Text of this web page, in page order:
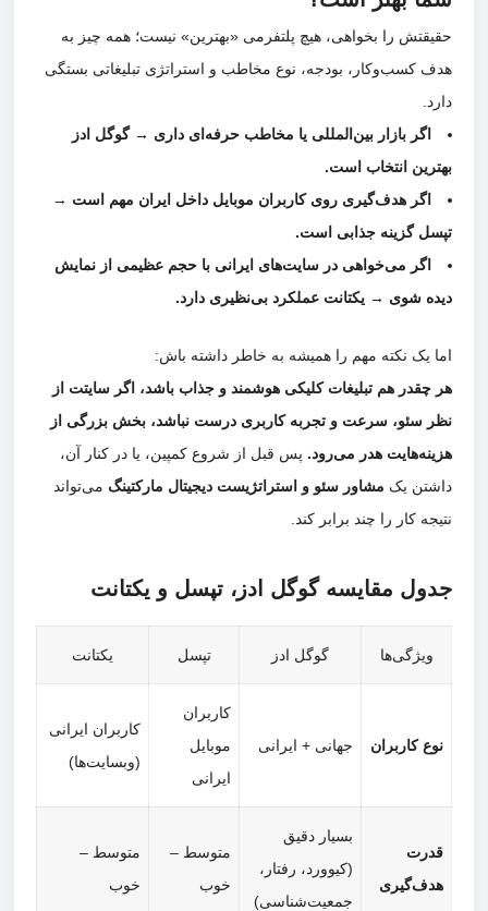
حقیقتش را بخواهی، هیچ پلتفرمی «بهترین» نیست؛ همه چیز به
هدف کسب‌وکار، بودجه، نوع مخاطب و استراتژی تبلیغاتی بستگی
دارد.
اگر بازار بین‌المللی یا مخاطب حرفه‌ای داری → گوگل ادز
بهترین انتخاب است.
اگر هدف‌گیری روی کاربران موبایل داخل ایران مهم است →
تپسل گزینه جذابی است.
اگر می‌خواهی در سایت‌های ایرانی با حجم عظیمی از نمایش
دیده شوی → یکتانت عملکرد بی‌نظیری دارد.
اما یک نکته مهم را همیشه به خاطر داشته باش:
هر چقدر هم تبلیغات کلیکی هوشمند و جذاب باشد، اگر سایتت از
نظر سئو، سرعت و تجربه کاربری درست نباشد، بخش بزرگی از
هزینه‌هایت هدر می‌رود. پس قبل از شروع کمپین، یا در کنار آن،
داشتن یک مشاور سئو و استراتژیست دیجیتال مارکتینگ می‌تواند
نتیجه کار را چند برابر کند.
جدول مقایسه گوگل ادز، تپسل و یکتانت
ویژگی‌ها گوگل ادز تپسل یکتانت
نوع کاربران جهانی + ایرانی
کاربران
موبایل
ایرانی
کاربران ایرانی
(وبسایت‌ها)
قدرت
هدف‌گیری
بسیار دقیق
(کیوورد، رفتار،
جمعیت‌شناسی)
متوسط –
خوب
متوسط –
خوب